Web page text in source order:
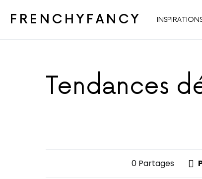
FRENCHYFANCY
Tendances
0 Partages